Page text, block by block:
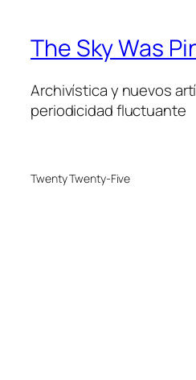
The Sky Was
Archivística y nuevos
periodicidad fluctuante
Twenty Twenty-Five